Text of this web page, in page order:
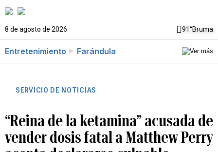
8 de agosto de 2026 91°Bruma
Entretenimiento Farándula
SERVICIO DE NOTICIAS
“Reina de la ketamina” acusada de
vender dosis fatal a Matthew Perry